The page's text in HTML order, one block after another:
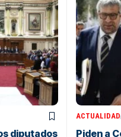
diputados
ACTUALIDAD
Piden a